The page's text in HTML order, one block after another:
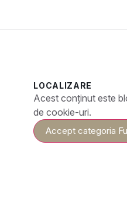
LOCALIZARE
Acest conținut este
de cookie-uri.
Accept categoria